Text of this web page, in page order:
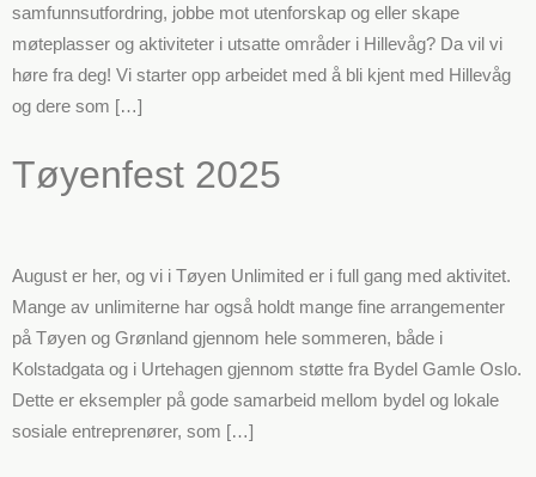
samfunnsutfordring, jobbe mot utenforskap og eller skape
møteplasser og aktiviteter i utsatte områder i Hillevåg? Da vil vi
høre fra deg! Vi starter opp arbeidet med å bli kjent med Hillevåg
og dere som […]
Tøyenfest 2025
August er her, og vi i Tøyen Unlimited er i full gang med aktivitet.
Mange av unlimiterne har også holdt mange fine arrangementer
på Tøyen og Grønland gjennom hele sommeren, både i
Kolstadgata og i Urtehagen gjennom støtte fra Bydel Gamle Oslo.
Dette er eksempler på gode samarbeid mellom bydel og lokale
sosiale entreprenører, som […]